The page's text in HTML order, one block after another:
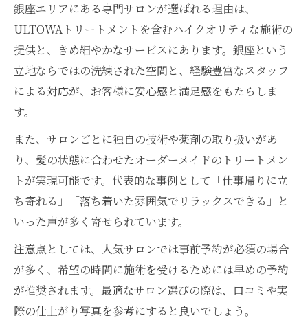
専門サロンで感じる自信あふれる髪の仕上がり
ULTOWAトリートメントで自信が持てる仕
上がりに
プロの技術で叶える究極の髪質改善体験
美しい髪がもたらす新たな自分との出会い
満足度の高い仕上がりに導く予約ポイント
銀座エリアにある専門サロンが選ばれる理由は、
ULTOWAトリートメントを含むハイクオリティな施術の
提供と、きめ細やかなサービスにあります。銀座という
立地ならではの洗練された空間と、経験豊富なスタッフ
による対応が、お客様に安心感と満足感をもたらしま
す。
また、サロンごとに独自の技術や薬剤の取り扱いがあ
り、髪の状態に合わせたオーダーメイドのトリートメン
トが実現可能です。代表的な事例として「仕事帰りに立
ち寄れる」「落ち着いた雰囲気でリラックスできる」と
いった声が多く寄せられています。
注意点としては、人気サロンでは事前予約が必須の場合
が多く、希望の時間に施術を受けるためには早めの予約
が推奨されます。最適なサロン選びの際は、口コミや実
際の仕上がり写真を参考にすると良いでしょう。